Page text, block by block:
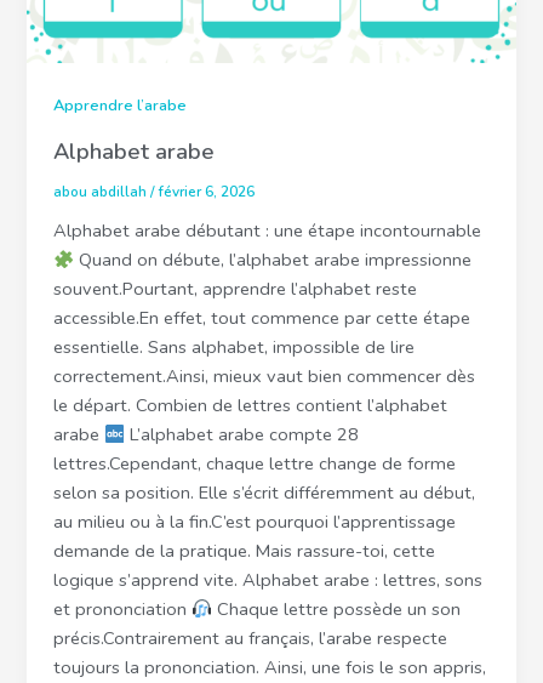
Apprendre l’arabe
Alphabet arabe
abou abdillah/février 6, 2026
Alphabet arabe débutant : une étape incontournable
Quand on débute, l’alphabet arabe impressionne
souvent.Pourtant, apprendre l’alphabet reste
accessible.En effet, tout commence par cette étape
essentielle. Sans alphabet, impossible de lire
correctement.Ainsi, mieux vaut bien commencer dès
le départ. Combien de lettres contient l’alphabet
arabe
L’alphabet arabe compte 28
lettres.Cependant, chaque lettre change de forme
selon sa position. Elle s’écrit différemment au début,
au milieu ou à la fin.C’est pourquoi l’apprentissage
demande de la pratique. Mais rassure-toi, cette
logique s’apprend vite. Alphabet arabe : lettres, sons
et prononciation
Chaque lettre possède un son
précis.Contrairement au français, l’arabe respecte
toujours la prononciation. Ainsi, une fois le son appris,